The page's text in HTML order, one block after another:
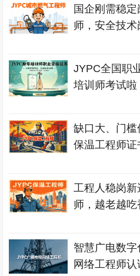
国企刚需稳
师，安全技
JYPC全国职
培训师考试啦
缺口大、门
保温工程师证
工程人稳岗
师，越老越
智慧广电数
网络工程师